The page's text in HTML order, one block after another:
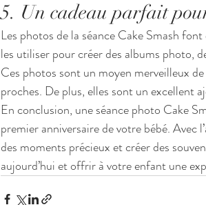
5. Un cadeau parfait
Les photos de la séance Cake Smash
les utiliser pour créer des albums photo,
Ces photos sont un moyen merveilleux
proches. De plus, elles sont un excellent
En conclusion, une séance photo Cake
premier anniversaire de votre bébé. Avec
des moments précieux et créer des
aujourd’hui et offrir à votre enfant une